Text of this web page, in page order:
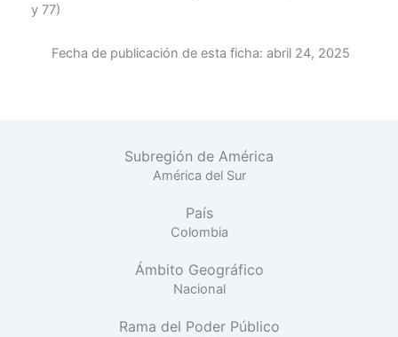
y 77)
Fecha de publicación de esta ficha: abril 24, 2025
Subregión de América
América del Sur
País
Colombia
Ámbito Geográfico
Nacional
Rama del Poder Público